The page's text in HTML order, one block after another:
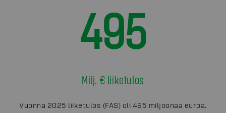
495
Milj. € liiketulos
Vuonna 2025 liiketulos (FAS) oli 495 miljoonaa euroa.